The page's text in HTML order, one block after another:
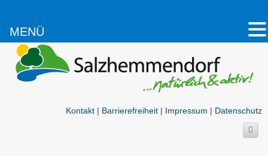
Kontakt | Barrierefreiheit | Impressum | Datenschutz
MENÜ